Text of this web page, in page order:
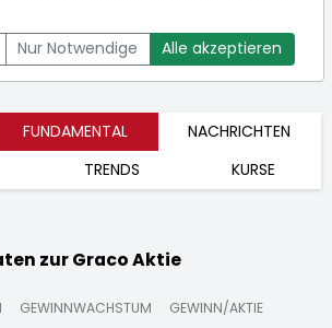
Bid:83,410$Ask:83,662$
FUNDAMENTAL
NACHRICHTEN
TRENDS KURSE
zur Graco Aktie
GEWINNWACHSTUM GEWINN/AKTIE
Nur Notwendige Alle akzeptieren